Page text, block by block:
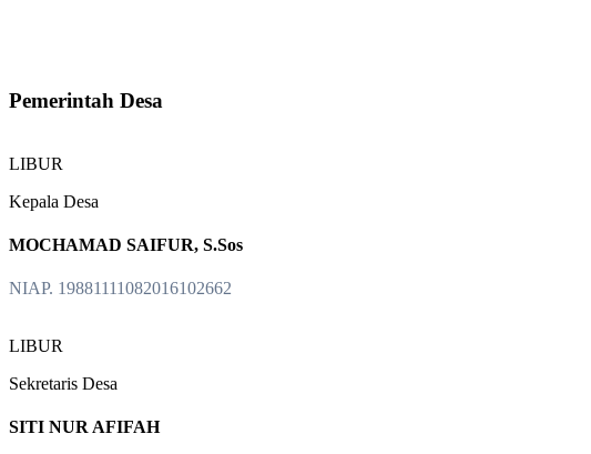
Pemerintah Desa
LIBUR
Kepala Desa
MOCHAMAD SAIFUR, S.Sos
NIAP. 19881111082016102662
LIBUR
Sekretaris Desa
SITI NUR AFIFAH